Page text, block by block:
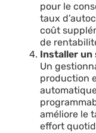
pour le
taux
coût
de
Installer un
Un
production
améliore le
effort